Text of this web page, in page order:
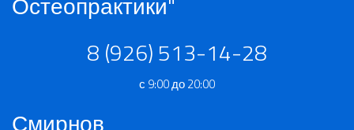
8 (926) 513-14-28
с 9:00 до 20:00
Смирнов